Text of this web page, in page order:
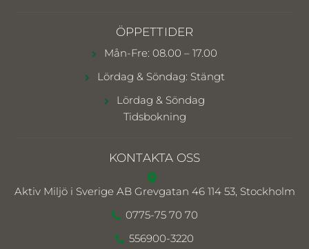
ÖPPETTIDER
Mån-Fre: 08.00 – 17.00
Lördag & Söndag: Stängt
Lördag & Söndag
Tidsbokning
KONTAKTA OSS
Aktiv Miljö i Sverige AB Grevgatan 46 114 53, Stockholm
0775-75 70 70
556900-3220